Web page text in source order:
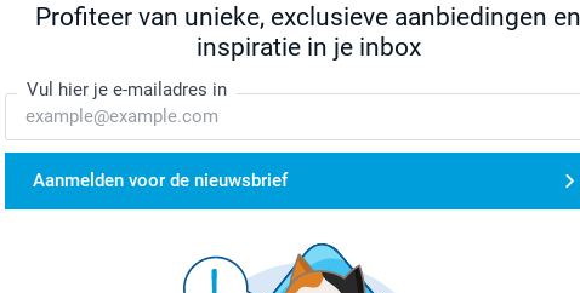
Profiteer van unieke, exclusieve aanbiedingen en
inspiratie in je inbox
Vul hier je e-mailadres in
Aanmelden voor de nieuwsbrief